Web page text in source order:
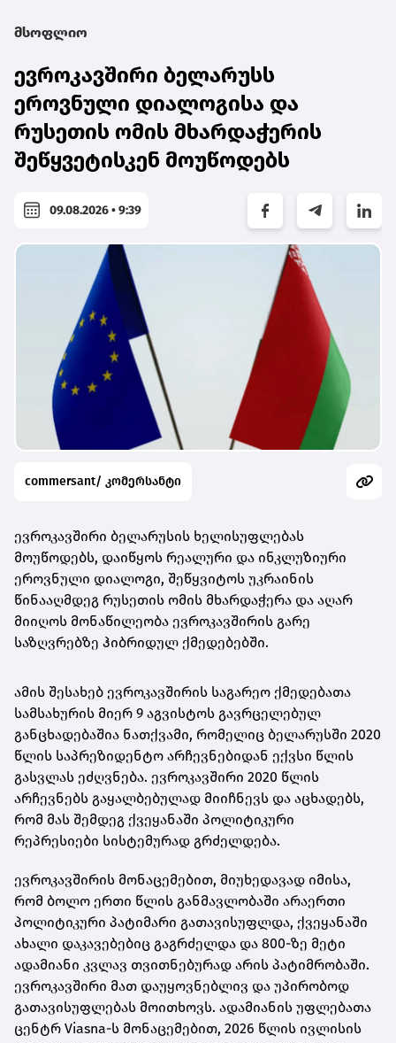
მსოფლიო
ევროკავშირი ბელარუსს
ეროვნული დიალოგისა და
რუსეთის ომის მხარდაჭერის
შეწყვეტისკენ მოუწოდებს
09.08.2026 • 9:39
commersant/ კომერსანტი
ევროკავშირი ბელარუსის ხელისუფლებას
მოუწოდებს, დაიწყოს რეალური და ინკლუზიური
ეროვნული დიალოგი, შეწყვიტოს უკრაინის
წინააღმდეგ რუსეთის ომის მხარდაჭერა და აღარ
მიიღოს მონაწილეობა ევროკავშირის გარე
საზღვრებზე ჰიბრიდულ ქმედებებში.
ამის შესახებ ევროკავშირის საგარეო ქმედებათა
სამსახურის მიერ 9 აგვისტოს გავრცელებულ
განცხადებაშია ნათქვამი, რომელიც ბელარუსში 2020
წლის საპრეზიდენტო არჩევნებიდან ექვსი წლის
გასვლას ეძღვნება. ევროკავშირი 2020 წლის
არჩევნებს გაყალბებულად მიიჩნევს და აცხადებს,
რომ მას შემდეგ ქვეყანაში პოლიტიკური
რეპრესიები სისტემურად გრძელდება.
ევროკავშირის მონაცემებით, მიუხედავად იმისა,
რომ ბოლო ერთი წლის განმავლობაში არაერთი
პოლიტიკური პატიმარი გათავისუფლდა, ქვეყანაში
ახალი დაკავებებიც გაგრძელდა და 800-ზე მეტი
ადამიანი კვლავ თვითნებურად არის პატიმრობაში.
ევროკავშირი მათ დაუყოვნებლივ და უპირობოდ
გათავისუფლებას მოითხოვს. ადამიანის უფლებათა
ცენტრ Viasna-ს მონაცემებით, 2026 წლის ივლისის